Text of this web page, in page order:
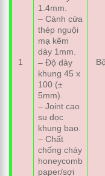
1
1.4mm.
– Cánh cửa
thép nguội
mạ kẽm
dày 1mm.
– Độ dày
khung 45 x
100 (±
5mm).
– Joint cao
su dọc
khung bao.
– Chất
chống cháy
honeycomb
paper/sợi